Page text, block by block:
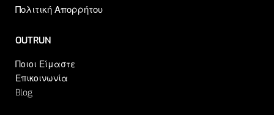
Πολιτική Απορρήτου
OUTRUN
Ποιοι Είμαστε
Επικοινωνία
Blog